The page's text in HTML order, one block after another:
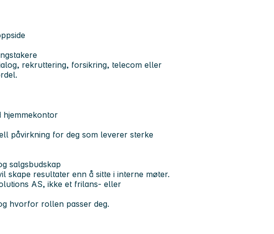
rekruttering, forsikring, telecom eller
hjemmekontor
påvirkning for deg som leverer sterke
salgsbudskap
skape resultater enn å sitte i interne møter.
AS, ikke et frilans- eller
hvorfor rollen passer deg.